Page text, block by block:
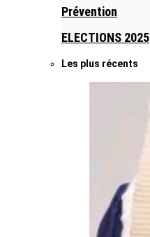
Prévention
ELECTIONS 2025
Les plus récents